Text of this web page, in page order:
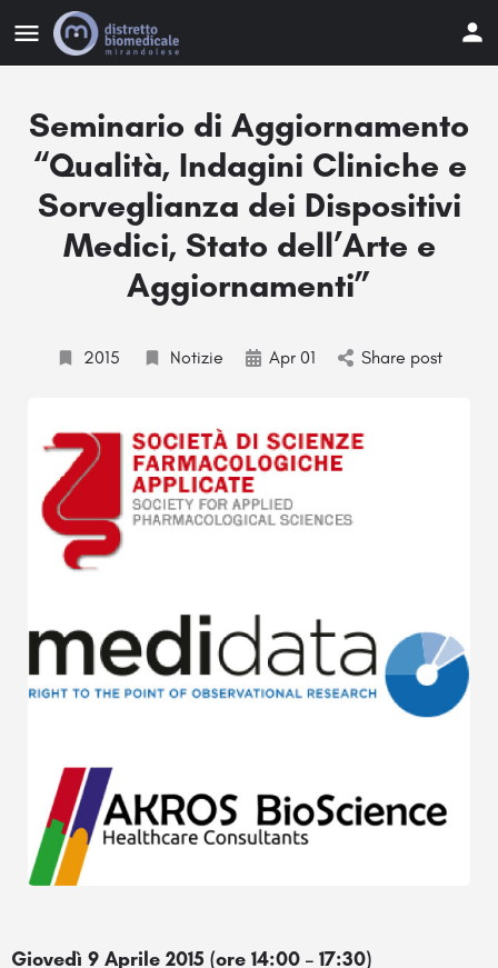
Seminario di Aggiornamento
“Qualità, Indagini Cliniche e
Sorveglianza dei Dispositivi
Medici, Stato dell’Arte e
Aggiornamenti”
2015 Notizie Apr 01 Share post
Giovedì 9 Aprile 2015 (ore 14:00 – 17:30)